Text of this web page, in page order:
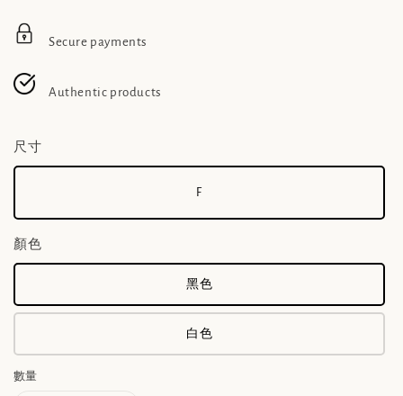
Secure payments
Authentic products
尺寸
F
顏色
黑色
白色
數量